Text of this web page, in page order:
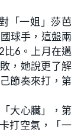
「一姐」莎芭
球手，這盤兩
比6。上月在邁
，她說更了解
節奏來打，第
大心臟」，第
打空氣，「一